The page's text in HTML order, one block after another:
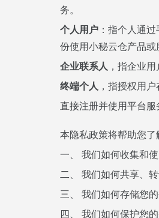
务。
个人用户 ：指个人通
份使用小秘云仓产品或
企业联系人 ，指企业
终端个人 ，指授权用
直接注册并使用平台
本隐私政策将帮助您了
一、 我们如何收集和
二、 我们如何共享、
三、 我们如何存储您
四、 我们如何保护您